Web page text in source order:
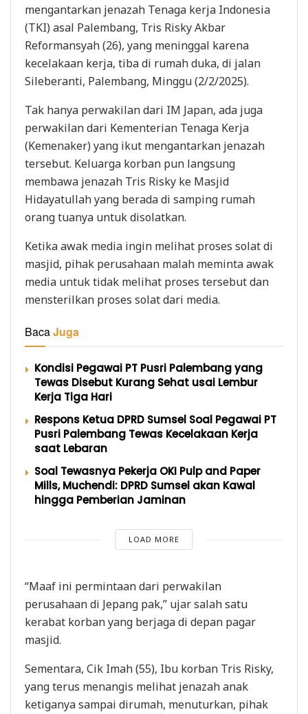
mengantarkan jenazah Tenaga kerja Indonesia
(TKI) asal Palembang, Tris Risky Akbar
Reformansyah (26), yang meninggal karena
kecelakaan kerja, tiba di rumah duka, di jalan
Sileberanti, Palembang, Minggu (2/2/2025).
Tak hanya perwakilan dari IM Japan, ada juga
perwakilan dari Kementerian Tenaga Kerja
(Kemenaker) yang ikut mengantarkan jenazah
tersebut. Keluarga korban pun langsung
membawa jenazah Tris Risky ke Masjid
Hidayatullah yang berada di samping rumah
orang tuanya untuk disolatkan.
Ketika awak media ingin melihat proses solat di
masjid, pihak perusahaan malah meminta awak
media untuk tidak melihat proses tersebut dan
mensterilkan proses solat dari media.
BacaJuga
Kondisi Pegawai PT Pusri Palembang yang
Tewas Disebut Kurang Sehat usai Lembur
Kerja Tiga Hari
Respons Ketua DPRD Sumsel Soal Pegawai PT
Pusri Palembang Tewas Kecelakaan Kerja
saat Lebaran
Soal Tewasnya Pekerja OKI Pulp and Paper
Mills, Muchendi: DPRD Sumsel akan Kawal
hingga Pemberian Jaminan
LOAD MORE
“Maaf ini permintaan dari perwakilan
perusahaan di Jepang pak,” ujar salah satu
kerabat korban yang berjaga di depan pagar
masjid.
Sementara, Cik Imah (55), Ibu korban Tris Risky,
yang terus menangis melihat jenazah anak
ketiganya sampai dirumah, menuturkan, pihak